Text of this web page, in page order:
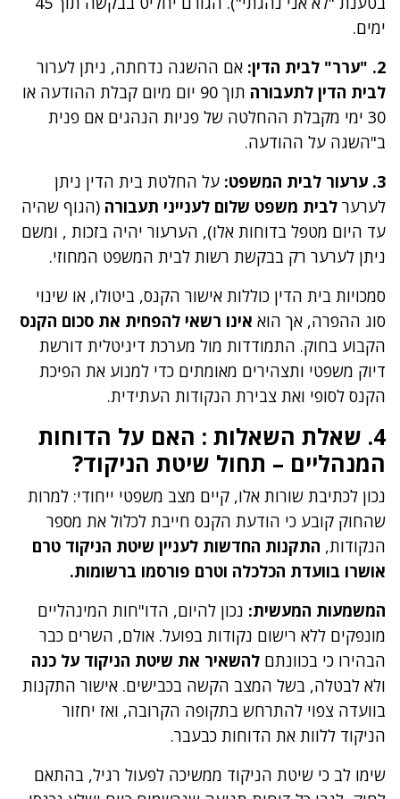
ימים.
2. "ערר" לבית הדין:
אם ההשגה נדחתה, ניתן לערור
לבית הדין לתעבורה
תוך 90 יום מיום קבלת ההודעה או
30 ימי מקבלת ההחלטה של פניות הנהגים אם פנית
ב"השגה על ההודעה.
3. ערעור לבית המשפט:
על החלטת בית הדין ניתן
לערער לבית משפט שלום לענייני תעבורה (הגוף שהיה
עד היום מטפל בדוחות אלו), הערעור יהיה בזכות , ומשם
ניתן לערער רק בבקשת רשות לבית המשפט המחוזי.
סמכויות בית הדין כוללות אישור הקנס, ביטולו, או שינוי
סוג ההפרה, אך הוא אינו רשאי להפחית את סכום הקנס
הקבוע בחוק. התמודדות מול מערכת דיגיטלית דורשת
דיוק משפטי ותצהירים מאומתים כדי למנוע את הפיכת
הקנס לסופי ואת צבירת הנקודות העתידית.
4. שאלת השאלות : האם על הדוחות
המנהליים – תחול שיטת הניקוד?
נכון לכתיבת שורות אלו, קיים מצב משפטי ייחודי: למרות
שהחוק קובע כי הודעת הקנס חייבת לכלול את מספר
הנקודות, התקנות החדשות לעניין שיטת הניקוד טרם
אושרו בוועדת הכלכלה וטרם פורסמו ברשומות.
המשמעות המעשית: נכון להיום, הדו"חות המינהליים
מונפקים ללא רישום נקודות בפועל. אולם, השרים כבר
הבהירו כי בכוונתם להשאיר את שיטת הניקוד על כנה
ולא לבטלה, בשל המצב הקשה בכבישים. אישור התקנות
בוועדה צפוי להתרחש בתקופה הקרובה, ואז יחזור
הניקוד ללוות את הדוחות כבעבר.
שימו לב כי שיטת הניקוד ממשיכה לפעול רגיל, בהתאם